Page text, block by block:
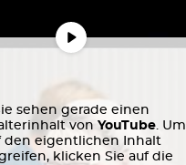
sehen gerade einen
von YouTube. Um
den eigentlichen Inhalt
klicken Sie auf die